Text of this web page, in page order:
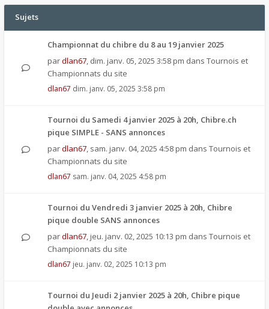
Sujets
Championnat du chibre du 8 au 19 janvier 2025
pardlan67, dim. janv. 05, 2025 3:58 pm dans Tournois et
Championnats du site
dlan67 dim. janv. 05, 2025 3:58 pm
Tournoi du Samedi 4 janvier 2025 à 20h, Chibre.ch
pique SIMPLE - SANS annonces
pardlan67, sam. janv. 04, 2025 4:58 pm dans Tournois et
Championnats du site
dlan67 sam. janv. 04, 2025 4:58 pm
Tournoi du Vendredi 3 janvier 2025 à 20h, Chibre
pique double SANS annonces
pardlan67, jeu. janv. 02, 2025 10:13 pm dans Tournois et
Championnats du site
dlan67 jeu. janv. 02, 2025 10:13 pm
Tournoi du Jeudi 2 janvier 2025 à 20h, Chibre pique